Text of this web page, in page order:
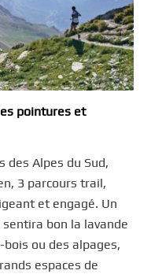
pointures et
des Alpes du Sud,
3 parcours trail,
et engagé. Un
bon la lavande
ou des alpages,
espaces de